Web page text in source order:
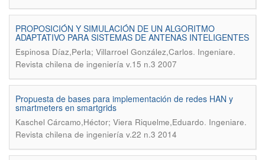
PROPOSICIÓN Y SIMULACIÓN DE UN ALGORITMO
ADAPTATIVO PARA SISTEMAS DE ANTENAS INTELIGENTES
Espinosa Díaz,Perla; Villarroel González,Carlos. Ingeniare.
Revista chilena de ingeniería v.15 n.3 2007
Propuesta de bases para implementación de redes HAN y
smartmeters en smartgrids
Kaschel Cárcamo,Héctor; Viera Riquelme,Eduardo. Ingeniare.
Revista chilena de ingeniería v.22 n.3 2014